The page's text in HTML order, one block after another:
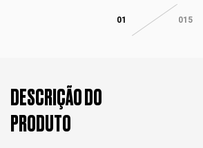
01 015
DESCRIÇÃO DO
PRODUTO